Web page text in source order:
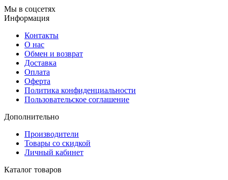
Мы в соцсетях
Информация
Контакты
О нас
Обмен и возврат
Доставка
Оплата
Оферта
Политика конфиденциальности
Пользовательское соглашение
Дополнительно
Производители
Товары со скидкой
Личный кабинет
Каталог товаров